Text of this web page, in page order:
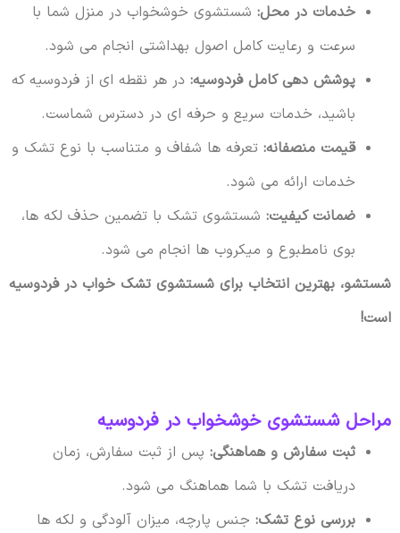
خدمات در محل:شستشوی خوشخواب در منزل شما با
سرعت و رعایت کامل اصول بهداشتی انجام می شود.
پوشش دهی کامل فردوسیه:در هر نقطه ای از فردوسیه که
باشید، خدمات سریع و حرفه ای در دسترس شماست.
قیمت منصفانه:تعرفه ها شفاف و متناسب با نوع تشک و
خدمات ارائه می شود.
ضمانت کیفیت:شستشوی تشک با تضمین حذف لکه ها،
بوی نامطبوع و میکروب ها انجام می شود.
شستشو، بهترین انتخاب برای شستشوی تشک خواب در فردوسیه
است!
مراحل شستشوی خوشخواب در فردوسیه
ثبت سفارش و هماهنگی:پس از ثبت سفارش، زمان
دریافت تشک با شما هماهنگ می شود.
بررسی نوع تشک:جنس پارچه، میزان آلودگی و لکه ها